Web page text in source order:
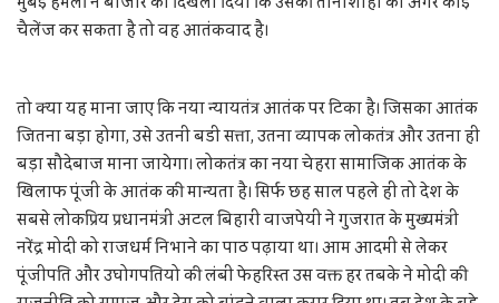
चैलेंज कर सकता है तो वह आतंकवाद है।
तो क्या यह माना जाए कि नया न्यायतंत्र आतंक पर टिका है। जिसका आतंक
जितना बड़ा होगा, उसे उतनी बडी सत्ता, उतना व्यापक लोकतंत्र और उतना ही
बड़ा सौदेबाज माना जायेगा। लोकतंत्र का नया चेहरा सामाजिक आतंक के
खिलाफ पूंजी के आतंक की मान्यता है। सिर्फ छह साल पहले ही तो देश के
सबसे लोकप्रिय प्रधानमंत्री अटल बिहारी वाजपेयी ने गुजरात के मुख्यमंत्री
नरेंद्र मोदी को राजधर्म निभाने का पाठ पढ़ाया था। आम आदमी से लेकर
पूंजीपति और उघोगपतियो की लंबी फेहरिस्त उस वक्त हर तबके ने मोदी की